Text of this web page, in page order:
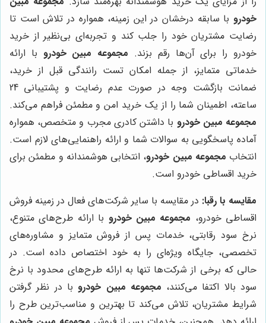
خودرو با سابقه درخشان در این زمینه، همواره در تلاش است تا
رضایت مشتریان خود را جلب کند و تجربه‌ای بی‌نظیر از خرید
خودرو را برای آن‌ها رقم بزند. مجموعه مبین خودرو با ارائه
خدماتی متمایز، از جمله امکان تست رانندگی قبل از خرید،
ضمانت بازگشت وجه در صورت عدم رضایت و پشتیبانی 24
ساعته، اطمینان شما را از یک خرید امن و مطمئن فراهم می‌کند.
مجموعه مبین خودرو با داشتن کادری مجرب و متخصص، همواره
آماده پاسخگویی به سوالات شما و ارائه راهنمایی‌های لازم است.
انتخاب مجموعه مبین خودرو، انتخابی هوشمندانه و مطمئن برای
خرید اقساطی خودرو است.
مقایسه با رقبا: در مقایسه با سایر شرکت‌های فعال در زمینه فروش
اقساطی خودرو، مجموعه مبین خودرو با ارائه طرح‌های متنوع،
نرخ سود رقابتی، خدمات پس از فروش متمایز و مشاوره‌های
تخصصی، جایگاه ویژه‌ای را به خود اختصاص داده است. در
حالی که برخی از شرکت‌ها تنها به ارائه طرح‌های محدود با نرخ
سود بالا اکتفا می‌کنند، مجموعه مبین خودروبا در نظر گرفتن
شرایط مشتریان، تلاش می‌کند تا بهترین و مناسب‌ترین طرح را